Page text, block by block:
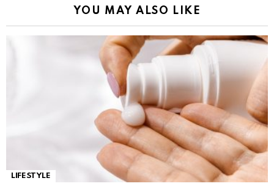
YOU MAY ALSO LIKE
LIFESTYLE